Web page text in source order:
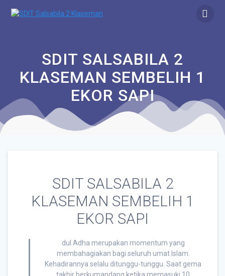
SDIT SALSABILA 2
KLASEMAN SEMBELIH 1
EKOR SAPI
SDIT SALSABILA 2
KLASEMAN SEMBELIH 1
EKOR SAPI
I
dul Adha merupakan momentum yang
membahagiakan bagi seluruh umat Islam.
Kehadirannya selalu ditunggu-tunggu. Saat gema